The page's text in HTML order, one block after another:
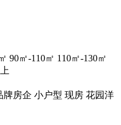
90㎡-110㎡ 110㎡-130㎡
牌房企 小户型 现房 花园洋